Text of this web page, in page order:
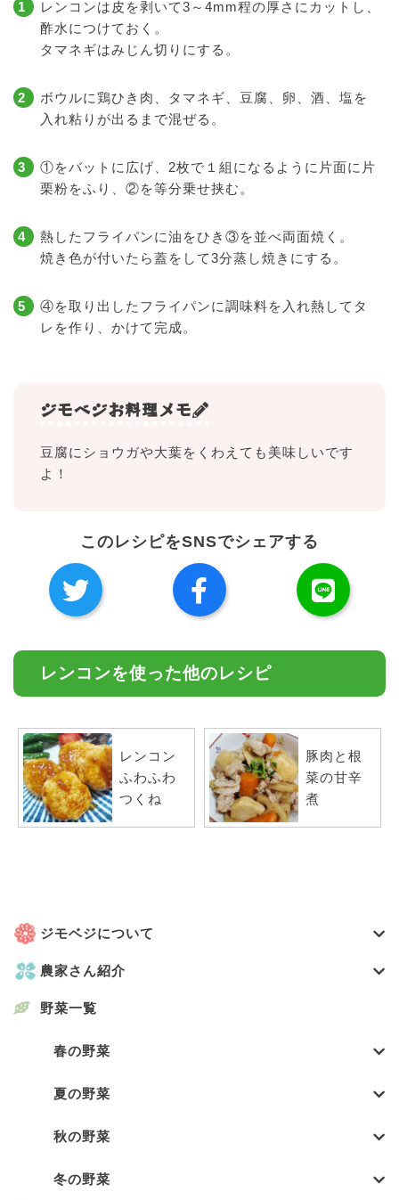
レンコンは皮を剥いて3～4mm程の厚さにカットし、
酢水につけておく。
タマネギはみじん切りにする。
ボウルに鶏ひき肉、タマネギ、豆腐、卵、酒、塩を
入れ粘りが出るまで混ぜる。
①をバットに広げ、2枚で１組になるように片面に片
栗粉をふり、②を等分乗せ挟む。
熱したフライパンに油をひき③を並べ両面焼く。
焼き色が付いたら蓋をして3分蒸し焼きにする。
④を取り出したフライパンに調味料を入れ熱してタ
レを作り、かけて完成。
ジモベジお料理メモ
豆腐にショウガや大葉をくわえても美味しいです
よ！
このレシピをSNSでシェアする
レンコンを使った他のレシピ
レンコン
ふわふわ
つくね
豚肉と根
菜の甘辛
煮
ジモベジについて
農家さん紹介
野菜一覧
春の野菜
夏の野菜
秋の野菜
冬の野菜